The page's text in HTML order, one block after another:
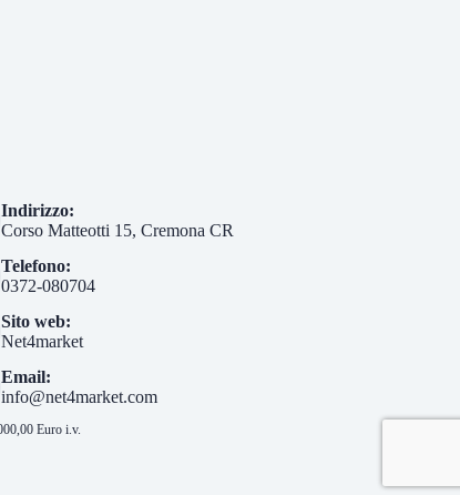
Indirizzo:
Corso Matteotti 15, Cremona CR
Telefono:
0372-080704
Sito web:
Net4market
Email:
info@net4market.com
Euro i.v.